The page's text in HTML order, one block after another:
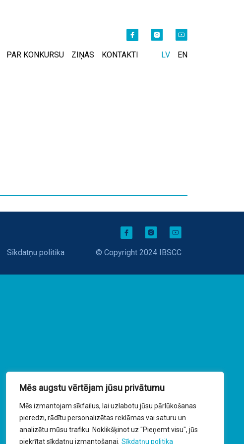
Mēs augstu vērtējam jūsu privātumu
Mēs izmantojam sīkfailus, lai uzlabotu jūsu pārlūkošanas
pieredzi, rādītu personalizētas reklāmas vai saturu un
analizētu mūsu trafiku. Noklikšķinot uz "Pieņemt visu", jūs
piekrītat sīkdatņu izmantošanai. Sīkdatņu politika
PAR KONKURSU ZIŅAS KONTAKTI LV EN
Sīkdatņu politika © Copyright 2024 IBSCC